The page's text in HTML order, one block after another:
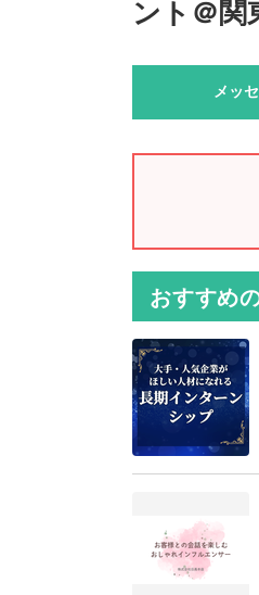
ント＠関
メッ
おすすめ